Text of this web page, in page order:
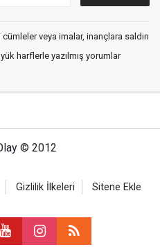
veya imalar, inançlara saldırı
harflerle yazılmış yorumlar
© 2012
Gizlilik İlkeleri Sitene Ekle